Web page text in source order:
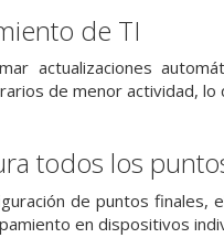
de TI
actualizaciones
de menor actividad,
todos los
de puntos finales,
en dispositivos